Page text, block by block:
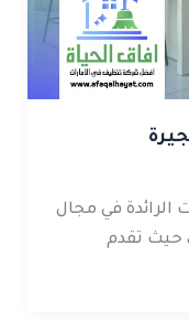
الرائدة في مجال
حيث تقدم